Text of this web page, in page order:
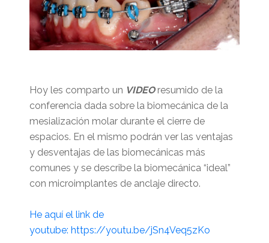
Hoy les comparto un VIDEOresumido de la
conferencia dada sobre la biomecánica de la
mesialización molar durante el cierre de
espacios. En el mismo podrán ver las ventajas
y desventajas de las biomecánicas más
comunes y se describe la biomecánica “ideal”
con microimplantes de anclaje directo.
He aquí el link de
youtube: https://youtu.be/jSn4Veq5zKo